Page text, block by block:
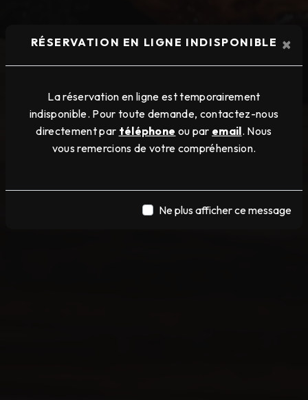
RÉSERVATION EN LIGNE INDISPONIBLE ×
La réservation en ligne est temporairement
indisponible. Pour toute demande, contactez-nous
directement par téléphone ou par email. Nous
vous remercions de votre compréhension.
Ne plus afficher ce message